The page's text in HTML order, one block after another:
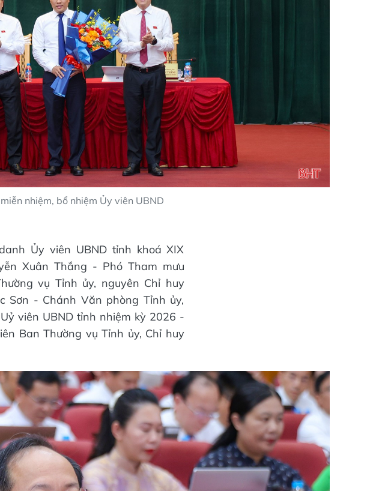
nhiệm, bổ nhiệm Ủy viên UBND
Ủy viên UBND tỉnh khoá XIX
Xuân Thắng - Phó Tham mưu
vụ Tỉnh ủy, nguyên Chỉ huy
Sơn - Chánh Văn phòng Tỉnh ủy,
viên UBND tỉnh nhiệm kỳ 2026 -
Ban Thường vụ Tỉnh ủy, Chỉ huy